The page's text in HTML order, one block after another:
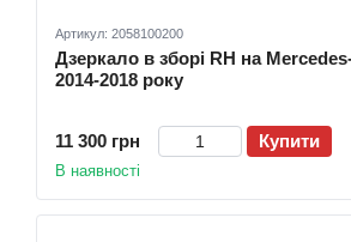
Артикул: 2058100200
Дзеркало в зборі RH на
2014-2018 року
11 300 грн Купити
В наявності